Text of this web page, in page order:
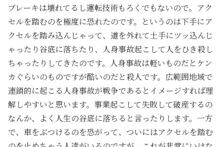
ブレーキは壊れてるし運転技術もろくでもないので。アク
セルを踏むのを極度に恐れたのです。というのは下手にア
クセルを踏み込んじゃって、道を外れて土手にツッ込んじ
ゃったり谷底に落ちたり、人身事故起こして人をひき殺し
ちゃったりしてきたのです。人身事故は軽いものだとケン
カぐらいのものですが酷いのだと殺人です。広範囲地域で
連鎖的に起こる人身事故が戦争であるとイメージすれば理
解しやすいと思います。事業起こして失敗して破産するの
なんか、よく人生の谷底に落ちると言ったりします。一方
で、車をぶつけるのを恐がって、ついにはアクセルを踏む